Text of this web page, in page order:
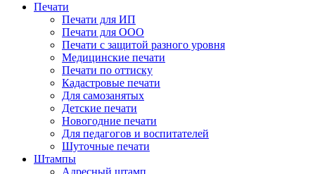
Печати
Печати для ИП
Печати для ООО
Печати с защитой разного уровня
Медицинские печати
Печати по оттиску
Кадастровые печати
Для самозанятых
Детские печати
Новогодние печати
Для педагогов и воспитателей
Шуточные печати
Штампы
Адресный штамп